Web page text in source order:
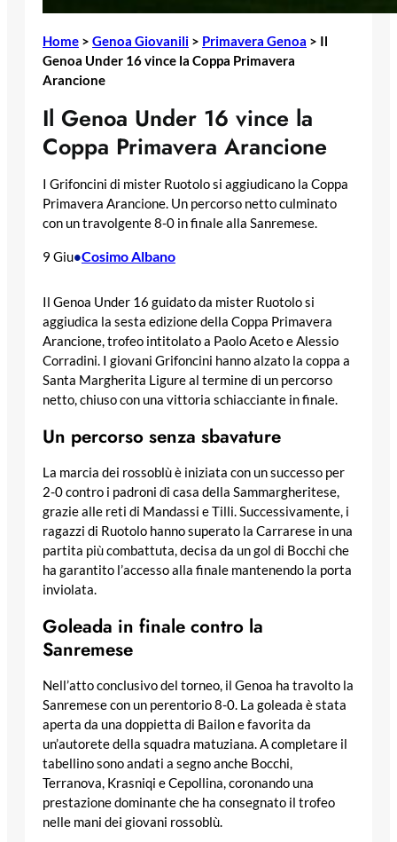
Home > Genoa Giovanili > Primavera Genoa > Il
Genoa Under 16 vince la Coppa Primavera
Arancione
Il Genoa Under 16 vince la
Coppa Primavera Arancione
I Grifoncini di mister Ruotolo si aggiudicano la Coppa
Primavera Arancione. Un percorso netto culminato
con un travolgente 8-0 in finale alla Sanremese.
9 Giu•Cosimo Albano
Il Genoa Under 16 guidato da mister Ruotolo si
aggiudica la sesta edizione della Coppa Primavera
Arancione, trofeo intitolato a Paolo Aceto e Alessio
Corradini. I giovani Grifoncini hanno alzato la coppa a
Santa Margherita Ligure al termine di un percorso
netto, chiuso con una vittoria schiacciante in finale.
Un percorso senza sbavature
La marcia dei rossoblù è iniziata con un successo per
2-0 contro i padroni di casa della Sammargheritese,
grazie alle reti di Mandassi e Tilli. Successivamente, i
ragazzi di Ruotolo hanno superato la Carrarese in una
partita più combattuta, decisa da un gol di Bocchi che
ha garantito l’accesso alla finale mantenendo la porta
inviolata.
Goleada in finale contro la
Sanremese
Nell’atto conclusivo del torneo, il Genoa ha travolto la
Sanremese con un perentorio 8-0. La goleada è stata
aperta da una doppietta di Bailon e favorita da
un’autorete della squadra matuziana. A completare il
tabellino sono andati a segno anche Bocchi,
Terranova, Krasniqi e Cepollina, coronando una
prestazione dominante che ha consegnato il trofeo
nelle mani dei giovani rossoblù.